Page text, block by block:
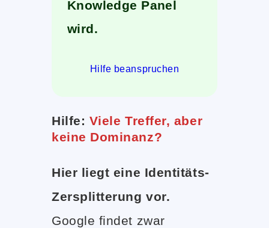
Knowledge Panel
wird.
Hilfe beanspruchen
Hilfe: Viele Treffer, aber
keine Dominanz?
Hier liegt eine Identitäts-
Zersplitterung vor.
Google findet zwar